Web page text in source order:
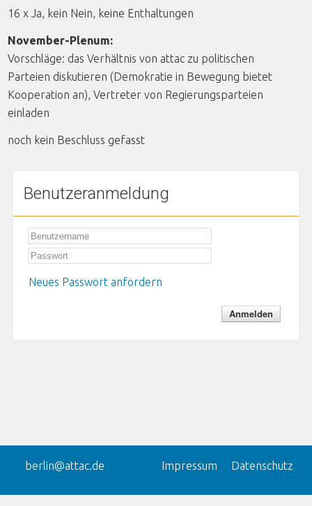
16 x Ja, kein Nein, keine Enthaltungen
November-Plenum:
Vorschläge: das Verhältnis von attac zu politischen
Parteien diskutieren (Demokratie in Bewegung bietet
Kooperation an), Vertreter von Regierungsparteien
einladen
noch kein Beschluss gefasst
Benutzeranmeldung
Neues Passwort anfordern
berlin@attac.de Impressum Datenschutz